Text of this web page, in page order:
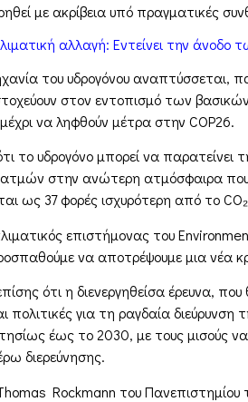
με ακρίβεια υπό πραγματικές
αλλαγή: Εντείνει την άνοδο
του υδρογόνου αναπτύσσεται,
στον εντοπισμό των
να ληφθούν μέτρα στην COP26.
το υδρογόνο μπορεί να παρατείνει
στην ανώτερη ατμόσφαιρα που
ως 37 φορές ισχυρότερη από το
επιστήμονας του
να αποτρέψουμε μια νέα
ότι η διενεργηθείσα έρευνα,
πολιτικές για τη ραγδαία
έως το 2030, με τους μισούς να
διερεύνησης.
Rockmann του